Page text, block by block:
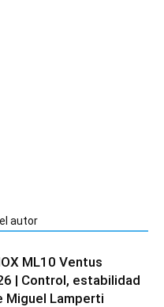
autor
ML10 Ventus
| Control, estabilidad
Miguel Lamperti